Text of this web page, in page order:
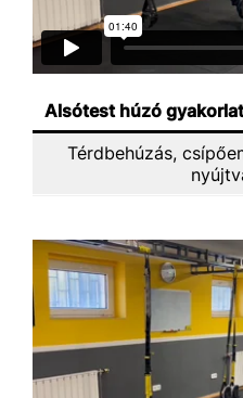
Alsótest húzó
Térdbehúzás,